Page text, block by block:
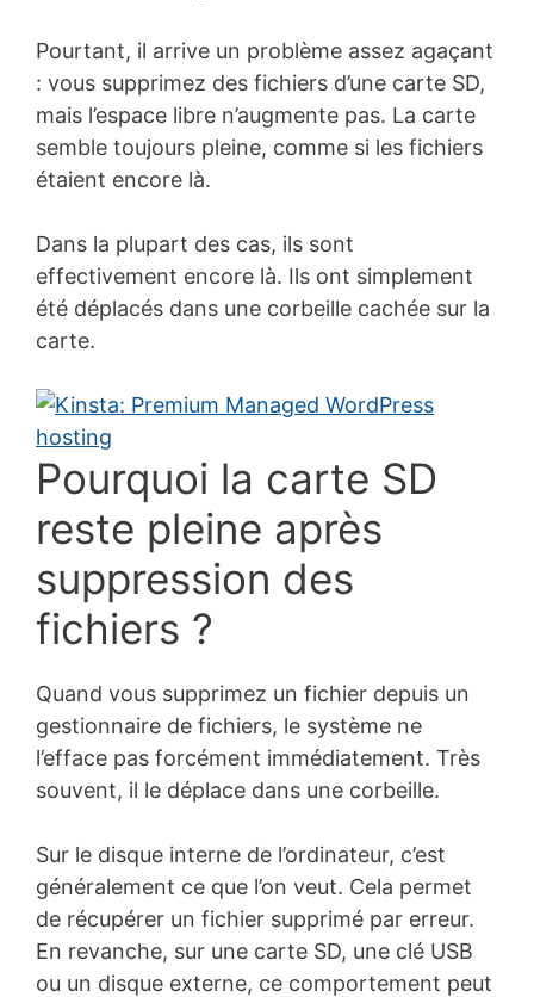
Pourtant, il arrive un problème assez agaçant
: vous supprimez des fichiers d’une carte SD,
mais l’espace libre n’augmente pas. La carte
semble toujours pleine, comme si les fichiers
étaient encore là.
Dans la plupart des cas, ils sont
effectivement encore là. Ils ont simplement
été déplacés dans une corbeille cachée sur la
carte.
Pourquoi la carte SD
reste pleine après
suppression des
fichiers ?
Quand vous supprimez un fichier depuis un
gestionnaire de fichiers, le système ne
l’efface pas forcément immédiatement. Très
souvent, il le déplace dans une corbeille.
Sur le disque interne de l’ordinateur, c’est
généralement ce que l’on veut. Cela permet
de récupérer un fichier supprimé par erreur.
En revanche, sur une carte SD, une clé USB
ou un disque externe, ce comportement peut